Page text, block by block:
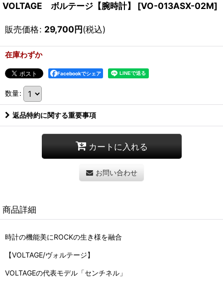
VOLTAGE ボルテージ【腕時計】
[VO-013ASX-02M]
販売価格: 29,700円(税込)
在庫わずか
Facebookでシェア
数量:
返品特約に関する重要事項
カートに入れる
お問い合わせ
商品詳細
時計の機能美にROCKの生き様を融合
【VOLTAGE/ヴォルテージ】
VOLTAGEの代表モデル「センチネル」